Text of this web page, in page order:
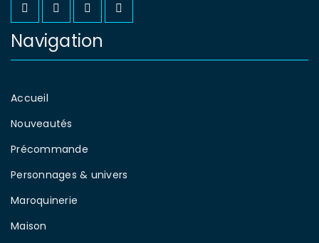
Navigation
Accueil
Nouveautés
Précommande
Personnages & univers
Maroquinerie
Maison